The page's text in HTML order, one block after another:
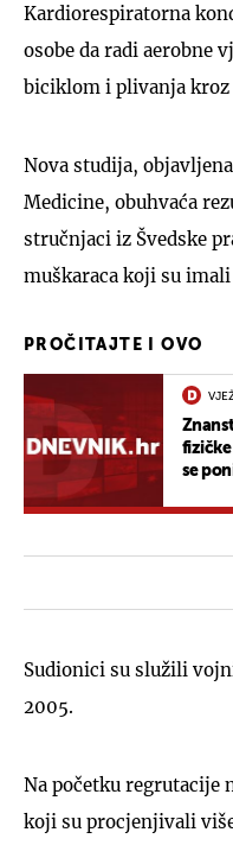
Kardiorespiratorna
osobe da radi aerobne
biciklom i plivanja kroz
Nova studija,
Medicine, obuhvaća
stručnjaci iz Švedske
muškaraca koji su
PROČITAJTE I OVO
fizičke
se
Sudionici su služili
2005.
Na početku regrutacije
koji su procjenjivali